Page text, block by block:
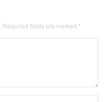
Required fields are marked *